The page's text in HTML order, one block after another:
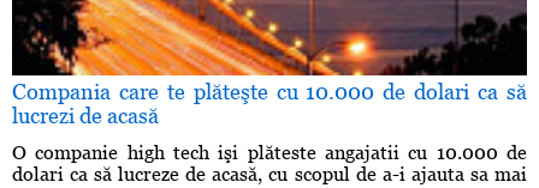
Compania care te plăteşte cu 10.000 de dolari ca să
lucrezi de acasă
O companie high tech işi plăteste angajatii cu 10.000 de
dolari ca să lucreze de acasă, cu scopul de a-i ajauta sa mai